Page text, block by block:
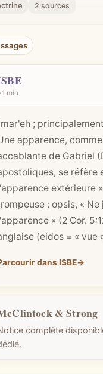
c
n
c
p
t
b
i
b
l
i
q
2 sources
min
;
apparence,
de Gabriel (
se réfère
extérieure
: opsis, «
» (2 Cor.
(eidos = « vue
dans ISBE→
& Strong
complète